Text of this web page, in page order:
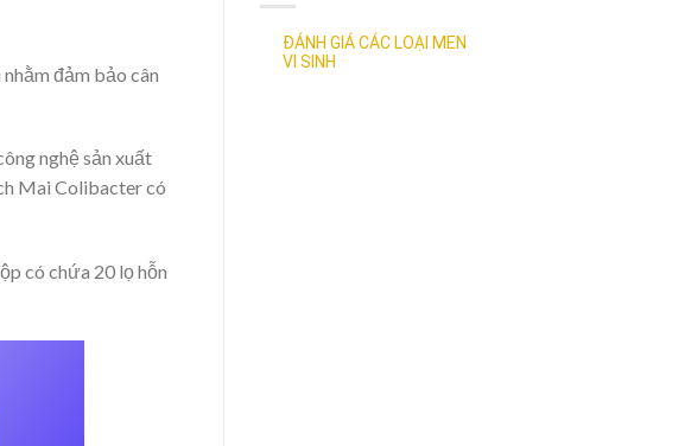
đảm bảo cân
nghệ sản xuất
Mai Colibacter có
có chứa 20 lọ hỗn
ĐÁNH GIÁ CÁC LOẠI MEN
VI SINH